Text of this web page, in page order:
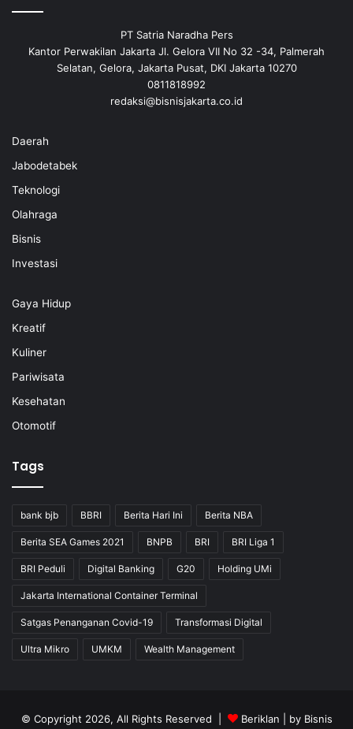
PT Satria Naradha Pers
Kantor Perwakilan Jakarta Jl. Gelora VII No 32 -34, Palmerah
Selatan, Gelora, Jakarta Pusat, DKI Jakarta 10270
0811818992
redaksi@bisnisjakarta.co.id
Daerah
Jabodetabek
Teknologi
Olahraga
Bisnis
Investasi
Gaya Hidup
Kreatif
Kuliner
Pariwisata
Kesehatan
Otomotif
Tags
bank bjb BBRI Berita Hari Ini Berita NBA
Berita SEA Games 2021 BNPB BRI BRI Liga 1
BRI Peduli Digital Banking G20 Holding UMi
Jakarta International Container Terminal
Satgas Penanganan Covid-19 Transformasi Digital
Ultra Mikro UMKM Wealth Management
© Copyright 2026, All Rights Reserved | Beriklan | by Bisnis